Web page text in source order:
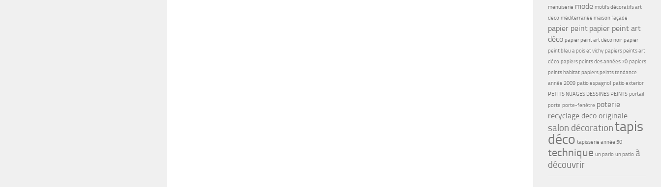
menuiserie mode motifs décoratifs art
deco méditerranée maison façade
papier peint papier peint art
déco papier peint art déco noir papier
peint bleu a pois et vichy papiers peints art
déco papiers peints des années 70 papiers
peints habitat papiers peints tendance
année 2009 patio espagnol patio exterior
PETITS NUAGES DESSINES PEINTS portail
porte porte-fenêtre poterie
recyclage deco originale
salon décorationtapis
déco tapisserie année 50
technique un pario un patio à
découvrir